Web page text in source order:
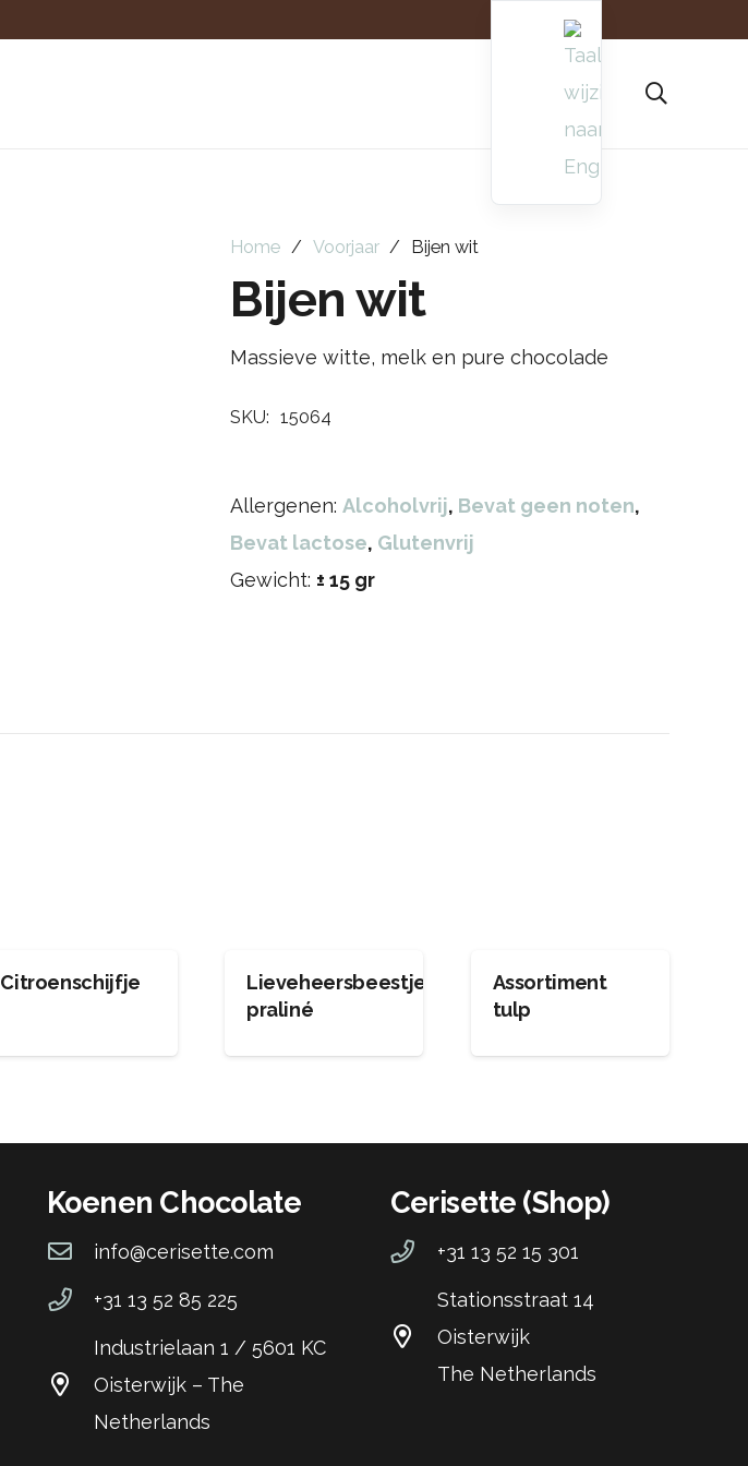
Home / Voorjaar / Bijen wit
Bijen wit
Massieve witte, melk en pure chocolade
SKU: 15064
Allergenen:Alcoholvrij, Bevat geen noten,
Bevat lactose, Glutenvrij
Gewicht: ± 15 gr
Citroenschijfje
Lieveheersbeestje
praliné
Assortiment
tulp
Koenen Chocolate
info@cerisette.com
+31 13 52 85 225
Industrielaan 1 / 5601 KC
Oisterwijk – The
Netherlands
Cerisette (Shop)
+31 13 52 15 301
Stationsstraat 14
Oisterwijk
The Netherlands